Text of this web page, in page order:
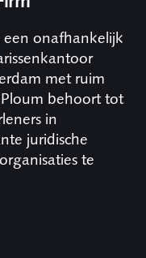
een onafhankelijk
met ruim
behoort tot
in
juridische
te